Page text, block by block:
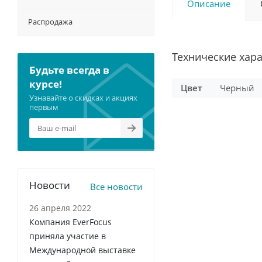
Описание
Технические
Цвет Черный
Распродажа
Будьте всегда в
курсе!
Узнавайте о скидках и акциях
первым
Новости Все новости
26 апреля 2022
Компания EverFocus
приняла участие в
Международной выставке